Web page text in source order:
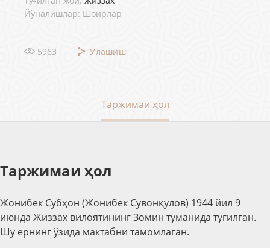
Йўналишлар: Шоирлар
5963 Улашиш
Таржимаи ҳол
Таржимаи ҳол
Жонибек Субҳон (Жонибек Сувонқулов) 1944 йил 9
июнда Жиззах вилоятининг Зомин туманида туғилган.
Шу ернинг ўзида мактабни тамомлаган.